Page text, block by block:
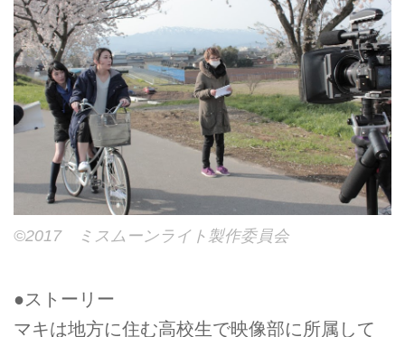
©2017 ミスムーンライト製作委員会
●ストーリー
マキは地方に住む高校生で映像部に所属して